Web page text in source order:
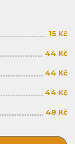
15 Kč
44 Kč
44 Kč
44 Kč
48 Kč